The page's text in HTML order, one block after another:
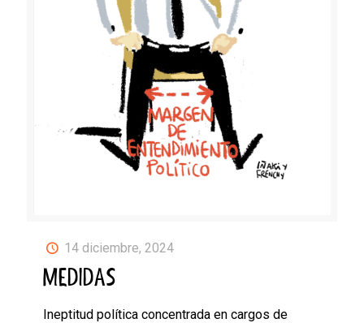
14 diciembre, 2024
MEDIDAS
Ineptitud política concentrada en cargos de